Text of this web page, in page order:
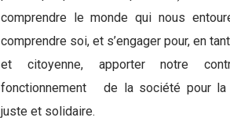
comprendre le monde qui nous
comprendre soi, et s’engager pour, en
et citoyenne, apporter notre
fonctionnement de la société pour la
juste et solidaire.